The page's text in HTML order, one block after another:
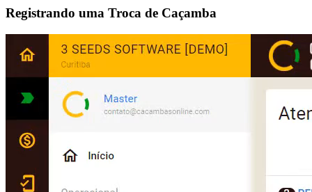
Registrando uma Troca de Caçamba